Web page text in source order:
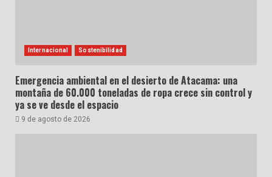
Internacional Sostenibilidad
Emergencia ambiental en el desierto de Atacama: una
montaña de 60.000 toneladas de ropa crece sin control y
ya se ve desde el espacio
9 de agosto de 2026